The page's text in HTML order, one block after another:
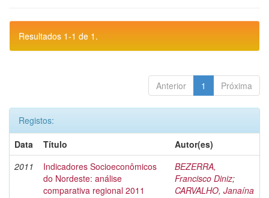
Resultados 1-1 de 1.
Anterior 1 Próxima
Registos:
Data
Título
Autor(es)
2011
Indicadores Socioeconômicos
do Nordeste: análise
comparativa regional 2011
BEZERRA,
Francisco Diniz;
CARVALHO, Janaína